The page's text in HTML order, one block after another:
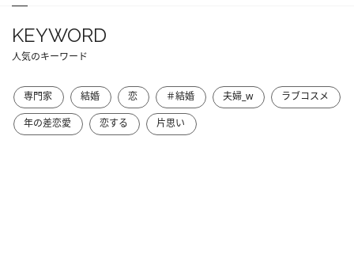
KEYWORD
人気のキーワード
専門家 結婚 恋 ＃結婚 夫婦_w
ラブコスメ
年の差恋愛
恋する 片思い